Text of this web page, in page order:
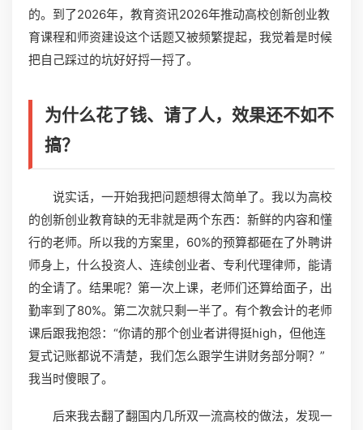
的。到了2026年，教育资讯2026年推动高校创新创业教
育课程和师资建设这个话题又被频繁提起，我觉着是时候
把自己踩过的坑好好捋一捋了。
为什么花了钱、请了人，效果还不如不
搞？
说实话，一开始我把问题想得太简单了。我以为高校
的创新创业教育缺的无非就是两个东西：新鲜的内容和懂
行的老师。所以我的方案里，60%的预算都砸在了外聘讲
师身上，什么投资人、连续创业者、专利代理律师，能请
的全请了。结果呢？第一次上课，老师们还算给面子，出
勤率到了80%。第二次就只剩一半了。有个教会计的老师
课后跟我抱怨：“你请的那个创业者讲得挺high，但他连
复式记账都说不清楚，我们怎么跟学生讲财务部分啊？”
我当时傻眼了。
后来我去翻了翻国内几所双一流高校的做法，发现一